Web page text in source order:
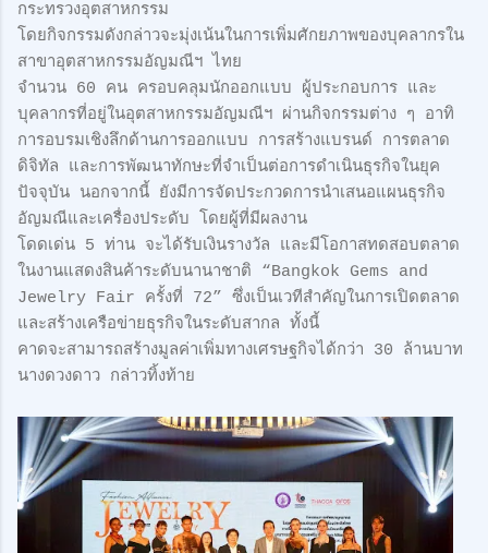
กระทรวงอุตสาหกรรม
โดยกิจกรรมดังกล่าวจะมุ่งเน้นในการเพิ่มศักยภาพของบุคลากรใน
สาขาอุตสาหกรรมอัญมณีฯ ไทย
จำนวน 60 คน ครอบคลุมนักออกแบบ ผู้ประกอบการ และ
บุคลากรที่อยู่ในอุตสาหกรรมอัญมณีฯ ผ่านกิจกรรมต่าง ๆ อาทิ
การอบรมเชิงลึกด้านการออกแบบ การสร้างแบรนด์ การตลาด
ดิจิทัล และการพัฒนาทักษะที่จำเป็นต่อการดำเนินธุรกิจในยุค
ปัจจุบัน นอกจากนี้ ยังมีการจัดประกวดการนำเสนอแผนธุรกิจ
อัญมณีและเครื่องประดับ โดยผู้ที่มีผลงาน
โดดเด่น 5 ท่าน จะได้รับเงินรางวัล และมีโอกาสทดสอบตลาด
ในงานแสดงสินค้าระดับนานาชาติ “Bangkok Gems and
Jewelry Fair ครั้งที่ 72” ซึ่งเป็นเวทีสำคัญในการเปิดตลาด
และสร้างเครือข่ายธุรกิจในระดับสากล ทั้งนี้
คาดจะสามารถสร้างมูลค่าเพิ่มทางเศรษฐกิจได้กว่า 30 ล้านบาท
นางดวงดาว กล่าวทิ้งท้าย